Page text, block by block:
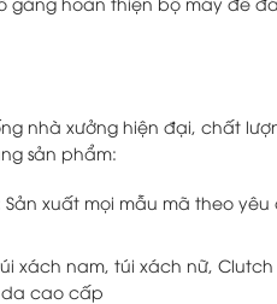
nhà xưởng hiện đại, chất
sản phẩm:
xuất mọi mẫu mã theo
xách nam, túi xách nữ,
da cao cấp